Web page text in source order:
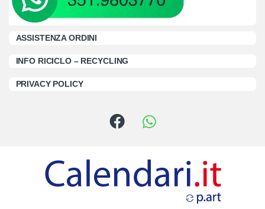
ASSISTENZA ORDINI
INFO RICICLO – RECYCLING
PRIVACY POLICY